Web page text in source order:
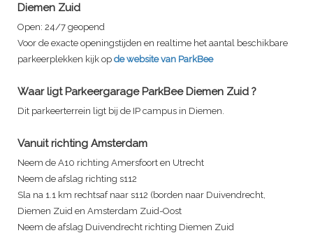
Diemen Zuid
Open: 24/7 geopend
Voor de exacte openingstijden en realtime het aantal beschikbare
parkeerplekken kijk op de website van ParkBee
Waar ligt Parkeergarage ParkBee Diemen Zuid ?
Dit parkeerterrein ligt bij de IP campus in Diemen.
Vanuit richting Amsterdam
Neem de A10 richting Amersfoort en Utrecht
Neem de afslag richting s112
Sla na 1.1 km rechtsaf naar s112 (borden naar Duivendrecht,
Diemen Zuid en Amsterdam Zuid-Oost
Neem de afslag Duivendrecht richting Diemen Zuid